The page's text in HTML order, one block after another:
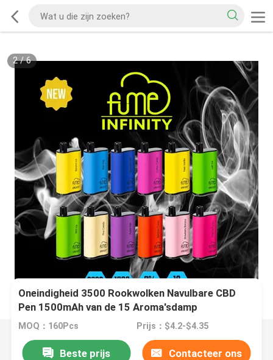
2/6
Oneindigheid 3500 Rookwolken Navulbare CBD
Pen 1500mAh van de 15 Aroma'sdamp
MOQ：160Pcs Prijs：$4.2-$4.35
Beste prijs Contacteer ons